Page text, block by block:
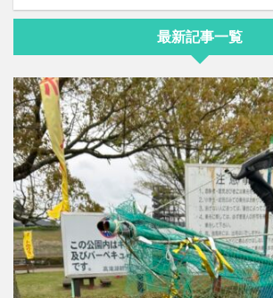
最新記事一覧